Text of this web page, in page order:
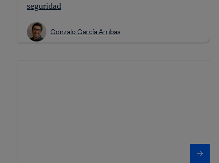
seguridad
Gonzalo García Arribas